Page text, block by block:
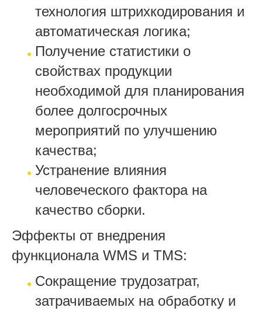
технология штрихкодирования и
автоматическая логика;
Получение статистики о
свойствах продукции
необходимой для планирования
более долгосрочных
мероприятий по улучшению
качества;
Устранение влияния
человеческого фактора на
качество сборки.
Эффекты от внедрения
функционала WMS и TMS:
Сокращение трудозатрат,
затрачиваемых на обработку и